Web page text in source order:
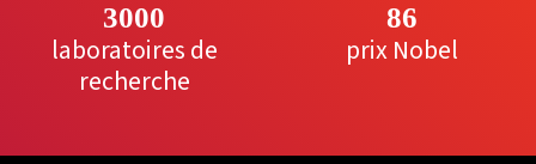
3000
laboratoires de
recherche
86
prix Nobel